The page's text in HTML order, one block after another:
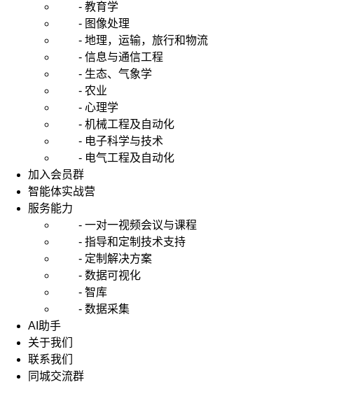
- 教育学
- 图像处理
- 地理，运输，旅行和物流
- 信息与通信工程
- 生态、气象学
- 农业
- 心理学
- 机械工程及自动化
- 电子科学与技术
- 电气工程及自动化
加入会员群
智能体实战营
服务能力
- 一对一视频会议与课程
- 指导和定制技术支持
- 定制解决方案
- 数据可视化
- 智库
- 数据采集
AI助手
关于我们
联系我们
同城交流群